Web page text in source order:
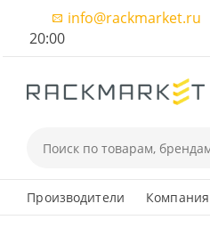
info@rackmarket.ru
20:00
Производители Компания